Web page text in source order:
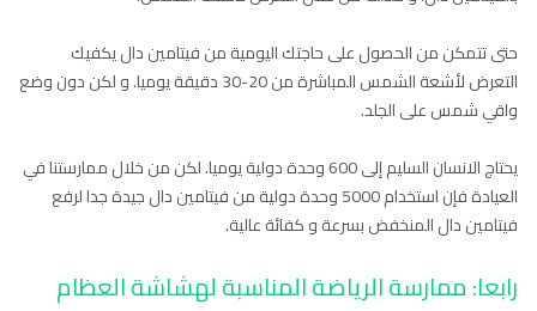
حتى تتمكن من الحصول على حاجتك اليومية من فيتامين دال يكفيك
التعرض لأشعة الشمس المباشرة من 20-30 دقيقة يوميا. و لكن دون وضع
واقي شمس على الجلد.
يحتاج الانسان السليم إلى 600 وحدة دولية يوميا. لكن من خلال ممارستنا في
العيادة فإن استخدام 5000 وحدة دولية من فيتامين دال جيدة جدا لرفع
فيتامين دال المنخفض بسرعة و كفائة عالية.
رابعا: ممارسة الرياضة المناسبة لهشاشة العظام